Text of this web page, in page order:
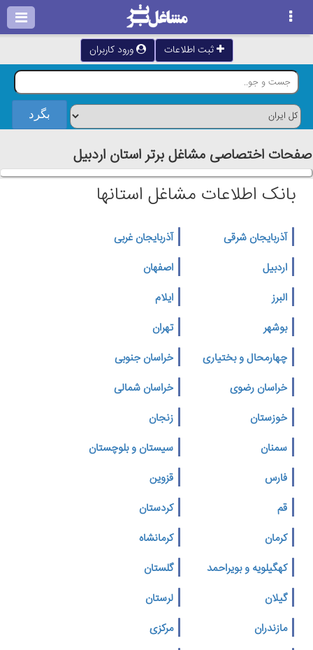
ثبت اطلاعات ورود کاربران
صفحات اختصاصی مشاغل برتر استان اردبيل
بانک اطلاعات مشاغل استانها
آذربایجان شرقی
آذربایجان غربی
اردبیل
اصفهان
البرز
ایلام
بوشهر
تهران
چهارمحال و بختیاری
خراسان جنوبی
خراسان رضوی
خراسان شمالی
خوزستان
زنجان
سمنان
سیستان و بلوچستان
فارس
قزوین
قم
کردستان
کرمان
کرمانشاه
کهگیلویه و بویراحمد
گلستان
گیلان
لرستان
مازندران
مرکزی